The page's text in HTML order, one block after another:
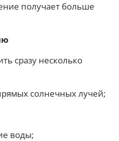
получает больше
сразу несколько
солнечных лучей;
воды;